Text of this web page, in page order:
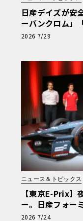
日産デイズが安
ーバンクロム」
超えた存在感
2026 7/29
ニュース＆トピックス
【東京E-Prix】
ー。日産フォー
V由来の「ドライ
2026 7/24